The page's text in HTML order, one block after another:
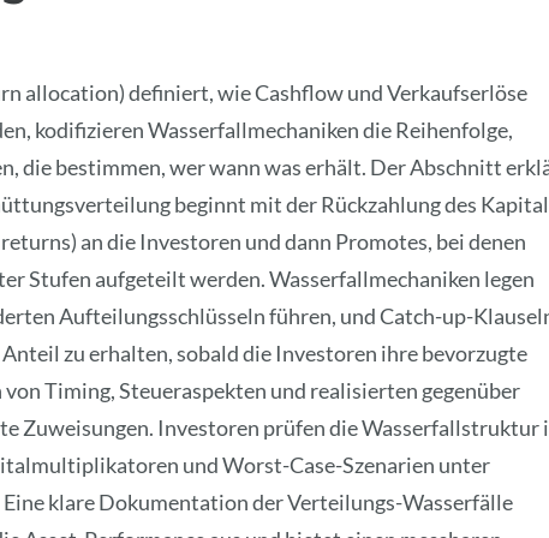
allocation) definiert, wie Cashflow und Verkaufserlöse
kodifizieren Wasserfallmechaniken die Reihenfolge,
die bestimmen, wer wann was erhält. Der Abschnitt
beginnt mit der Rückzahlung des
an die Investoren und dann Promotes, bei denen
Stufen aufgeteilt werden. Wasserfallmechaniken legen
Aufteilungsschlüsseln führen, und Catch-up-
zu erhalten, sobald die Investoren ihre bevorzugte
Timing, Steueraspekten und realisierten gegenüber
Zuweisungen. Investoren prüfen die Wasserfallstruktur
und Worst-Case-Szenarien unter
klare Dokumentation der Verteilungs-Wasserfälle